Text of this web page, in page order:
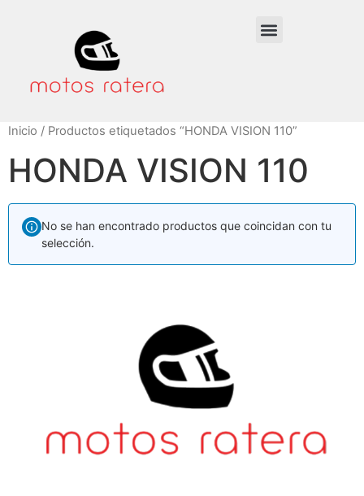
Inicio / Productos etiquetados “HONDA VISION 110”
HONDA VISION 110
No se han encontrado productos que coincidan con tu
selección.